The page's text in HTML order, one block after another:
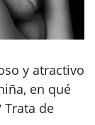
y atractivo
en qué
Trata de